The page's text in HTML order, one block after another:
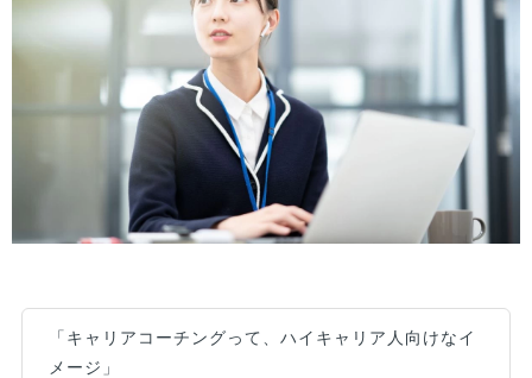
「キャリアコーチングって、ハイキャリア人向けなイ
メージ」